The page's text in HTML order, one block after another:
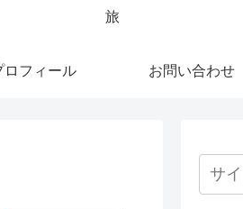
旅
ロフィール お問い合わせ